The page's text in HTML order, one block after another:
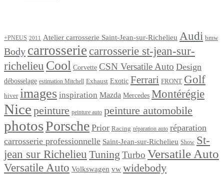
+PNEUS 2011 Atelier carrosserie Saint-Jean-sur-Richelieu Audi bmw
Body carrosserie carrosserie st-jean-sur-
richelieu Cool Corvette CSN Versatile Auto Design
débosselage estimation Mitchell Exhaust Exotic Ferrari FRONT Golf
hiver images inspiration Mazda Mercedes Montérégie
Nice peinture peinture auto peinture automobile
photosPorsche Prior Racing réparation auto réparation
carrosserie professionnelle Saint-Jean-sur-Richelieu Show St-
jean sur Richelieu Tuning Turbo Versatile Auto
Versatile Auto Volkswagen vw widebody